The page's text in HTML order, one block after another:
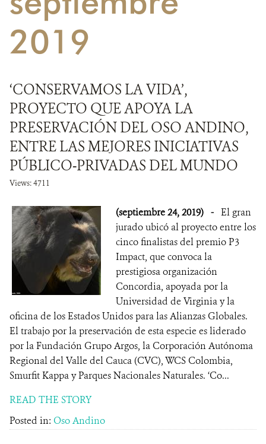
ALIADOS Y ALIANZAS
COBERTURA EN MEDIOS DE COMUNICACIÓN
INFORME ANUAL WCS
MECANISMO DE ATENCIÓN DE QUEJAS Y RECLAMOS
DONA
2019
‘CONSERVAMOS LA VIDA’,
PROYECTO QUE APOYA LA
PRESERVACIÓN DEL OSO ANDINO,
ENTRE LAS MEJORES INICIATIVAS
PÚBLICO-PRIVADAS DEL MUNDO
Views: 4711
(septiembre 24, 2019) - El gran
jurado ubicó al proyecto entre los
cinco finalistas del premio P3
Impact, que convoca la
prestigiosa organización
Concordia, apoyada por la
Universidad de Virginia y la
oficina de los Estados Unidos para las Alianzas Globales.
El trabajo por la preservación de esta especie es liderado
por la Fundación Grupo Argos, la Corporación Autónoma
Regional del Valle del Cauca (CVC), WCS Colombia,
Smurfit Kappa y Parques Nacionales Naturales. ‘Co...
READ THE STORY
Posted in: Oso Andino